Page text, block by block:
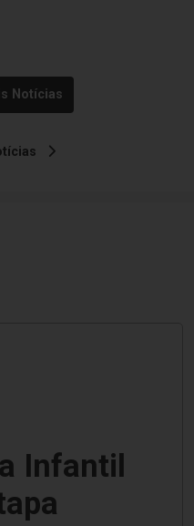
Notícias
Infantil